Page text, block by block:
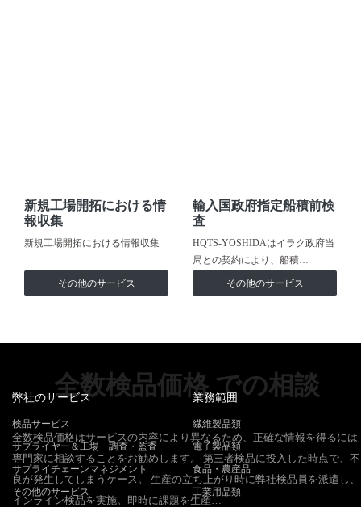
新規工場開拓における情
報収集
新規工場開拓における情報収集
その他のサービス
輸入国政府指定船積前検
査
HQTS-YOSHIDAはイラク政府当
局との契約により、船積…
その他のサービス
全数検品価格 での相談
全数検品価格はサービスの内容により異なるため、正確な情報を得るには
専門家に相談することをお勧めします。 第三者検品に投入した時点で、不
良が発生してしまうケース。 生産の立ち上がり時に弊社検品員を派遣し、
インライン検品を実施。即時に課題を生産…
弊社のサービス
検品サービス
サプライヤー＆工場 調査・監査
サプライチェーンマネジメント
その他のサービス
業務範囲
繊維製品類
電子製品類
食品・農産品
工業用品類